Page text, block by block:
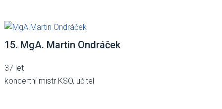
15. MgA. Martin Ondráček
37 let
koncertní mistr KSO, učitel